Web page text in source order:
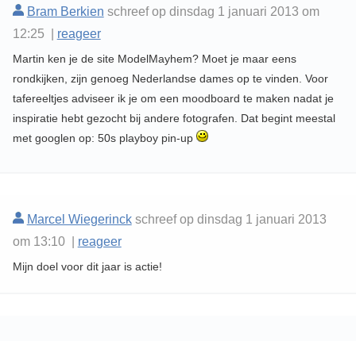
Bram Berkien schreef op dinsdag 1 januari 2013 om
12:25 | reageer
Martin ken je de site ModelMayhem? Moet je maar eens
rondkijken, zijn genoeg Nederlandse dames op te vinden. Voor
tafereeltjes adviseer ik je om een moodboard te maken nadat je
inspiratie hebt gezocht bij andere fotografen. Dat begint meestal
met googlen op: 50s playboy pin-up
Marcel Wiegerinckschreef op dinsdag 1 januari 2013
om 13:10 | reageer
Mijn doel voor dit jaar is actie!